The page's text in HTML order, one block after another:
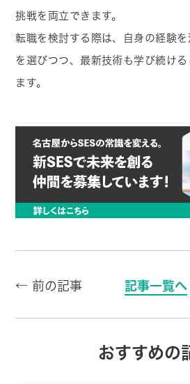
挑戦を両立できます。
転職を検討する際は、自身の経験を
を選びつつ、最新技術も学び続け
ます。
← 前の記事 記事一覧へ
おすすめの